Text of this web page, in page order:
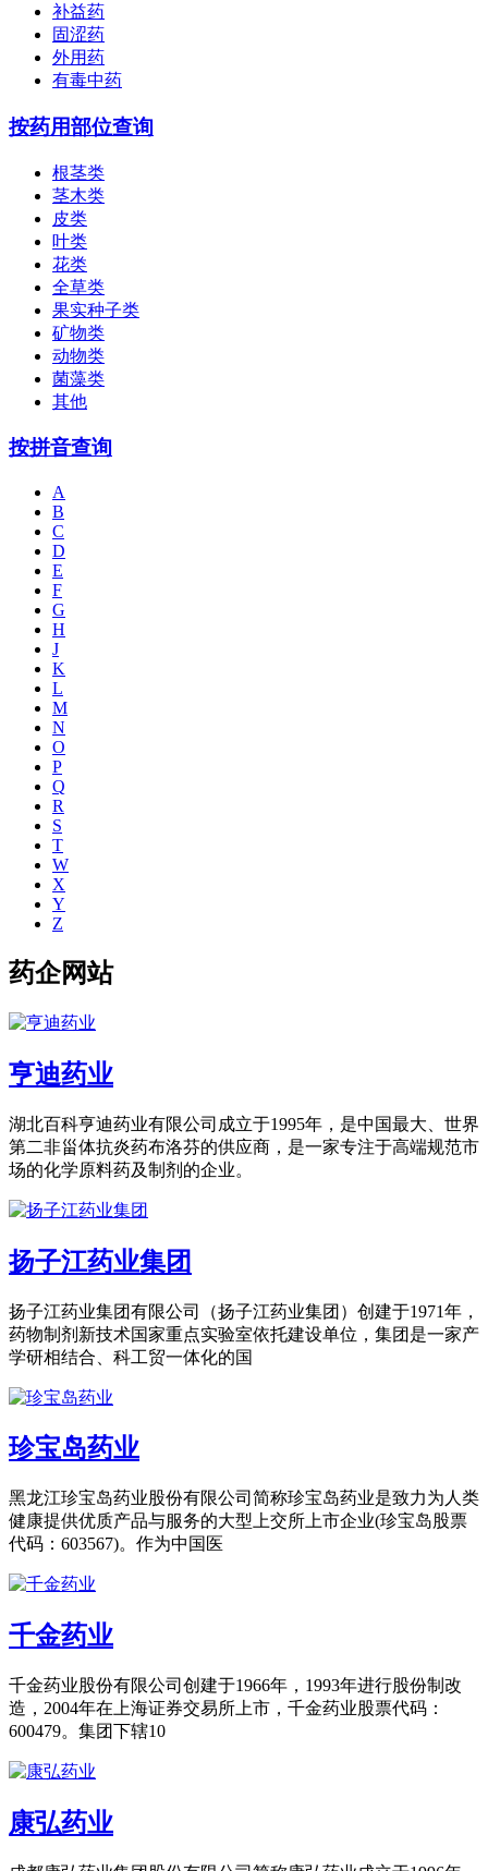
补益药
固涩药
外用药
有毒中药
按药用部位查询
根茎类
茎木类
皮类
叶类
花类
全草类
果实种子类
矿物类
动物类
菌藻类
其他
按拼音查询
A
B
C
D
E
F
G
H
J
K
L
M
N
O
P
Q
R
S
T
W
X
Y
Z
药企网站
亨迪药业
湖北百科亨迪药业有限公司成立于1995年，是中国最大、世界
第二非甾体抗炎药布洛芬的供应商，是一家专注于高端规范市
场的化学原料药及制剂的企业。
扬子江药业集团
扬子江药业集团有限公司（扬子江药业集团）创建于1971年，
药物制剂新技术国家重点实验室依托建设单位，集团是一家产
学研相结合、科工贸一体化的国
珍宝岛药业
黑龙江珍宝岛药业股份有限公司简称珍宝岛药业是致力为人类
健康提供优质产品与服务的大型上交所上市企业(珍宝岛股票
代码：603567)。作为中国医
千金药业
千金药业股份有限公司创建于1966年，1993年进行股份制改
造，2004年在上海证券交易所上市，千金药业股票代码：
600479。集团下辖10
康弘药业